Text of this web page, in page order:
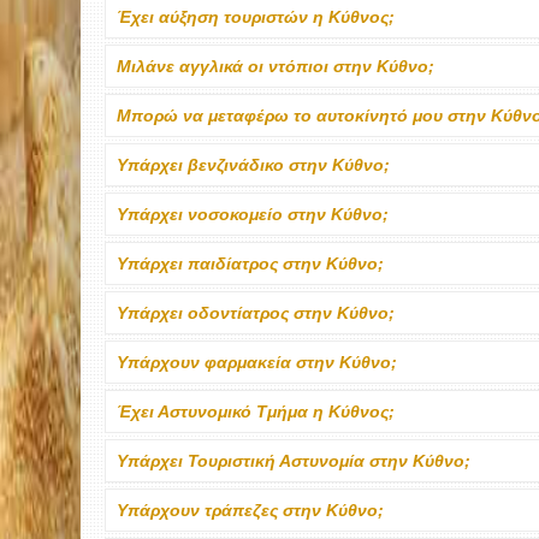
Έχει αύξηση τουριστών η Κύθνος;
Μιλάνε αγγλικά οι ντόπιοι στην Κύθνο;
Μπορώ να μεταφέρω το αυτοκίνητό μου στην
Υπάρχει βενζινάδικο στην Κύθνο;
Υπάρχει νοσοκομείο στην Κύθνο;
Υπάρχει παιδίατρος στην Κύθνο;
Υπάρχει οδοντίατρος στην Κύθνο;
Υπάρχουν φαρμακεία στην Κύθνο;
Έχει Αστυνομικό Τμήμα η Κύθνος;
Υπάρχει Τουριστική Αστυνομία στην Κύθνο;
Υπάρχουν τράπεζες στην Κύθνο;